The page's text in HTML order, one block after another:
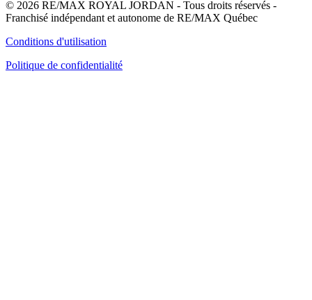
© 2026 RE/MAX ROYAL JORDAN - Tous droits réservés -
Franchisé indépendant et autonome de RE/MAX Québec
Conditions d'utilisation
Politique de confidentialité